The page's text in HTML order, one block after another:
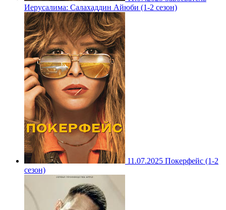
Иерусалима: Салахаддин Айюби (1-2 сезон)
11.07.2025 Покерфейс (1-2
сезон)